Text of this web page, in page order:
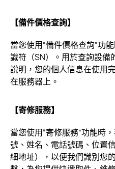
【備件價格查詢】
當您使用“備件價格查詢”功
識符（SN）。用於查詢設備
說明，您的個人信息在使用
在服務器上。
【寄修服務】
當您使用“寄修服務”功能時
號、姓名、電話號碼、位置
細地址），以便我們識別您